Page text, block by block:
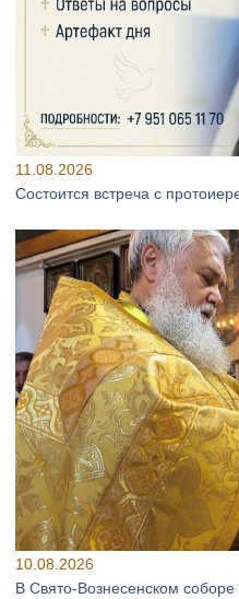
11.08.2026
Состоится встреча с
10.08.2026
В Свято‑Вознесенском